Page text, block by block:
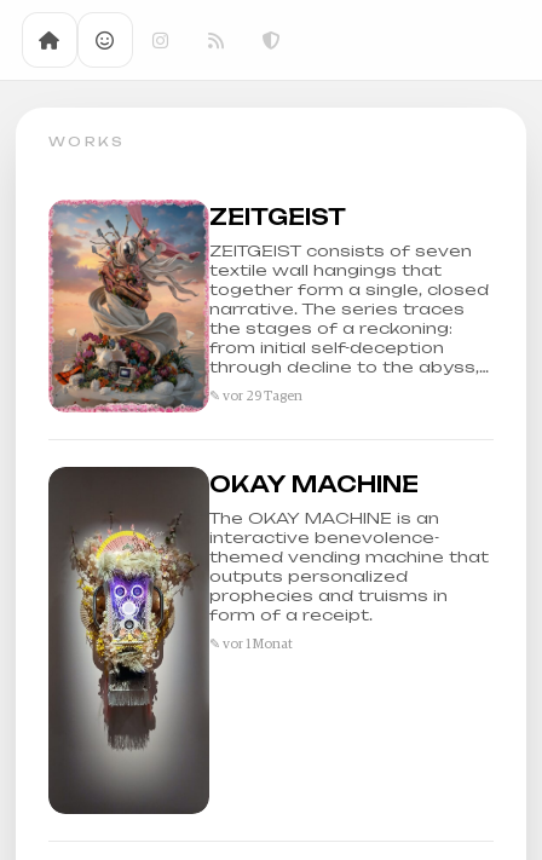
WORKS
ZEITGEIST
ZEITGEIST consists of seven
textile wall hangings that
together form a single, closed
narrative. The series traces
the stages of a reckoning:
from initial self-deception
through decline to the abyss,…
✎ vor 29 Tagen
OKAY MACHINE
The OKAY MACHINE is an
interactive benevolence-
themed vending machine that
outputs personalized
prophecies and truisms in
form of a receipt.
✎ vor 1 Monat